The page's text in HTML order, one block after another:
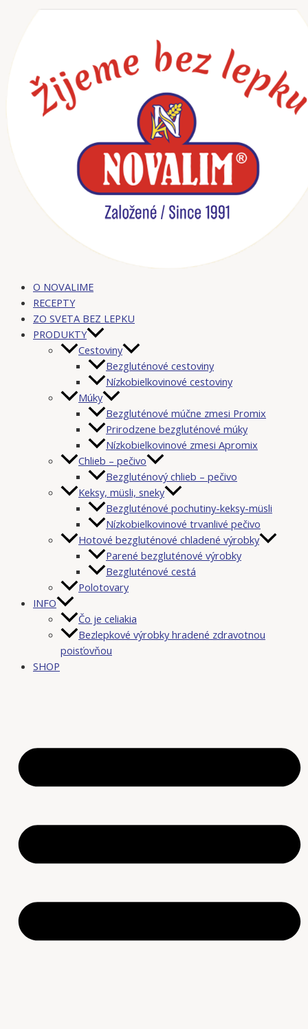
O NOVALIME
RECEPTY
ZO SVETA BEZ LEPKU
PRODUKTY
Cestoviny
Bezgluténové cestoviny
Nízkobielkovinové cestoviny
Múky
Bezgluténové múčne zmesi Promix
Prirodzene bezgluténové múky
Nízkobielkovinové zmesi Apromix
Chlieb – pečivo
Bezgluténový chlieb – pečivo
Keksy, müsli, sneky
Bezgluténové pochutiny-keksy-müsli
Nízkobielkovinové trvanlivé pečivo
Hotové bezgluténové chladené výrobky
Parené bezgluténové výrobky
Bezgluténové cestá
Polotovary
INFO
Čo je celiakia
Bezlepkové výrobky hradené zdravotnou
poisťovňou
SHOP